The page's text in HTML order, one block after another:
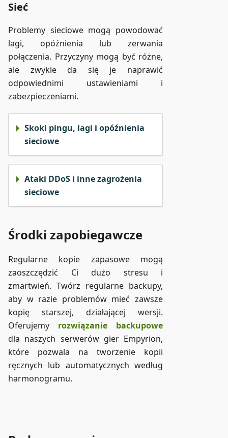
Sieć
Problemy sieciowe mogą powodować
lagi, opóźnienia lub zerwania
połączenia. Przyczyny mogą być różne,
ale zwykle da się je naprawić
odpowiednimi ustawieniami i
zabezpieczeniami.
Skoki pingu, lagi i opóźnienia
sieciowe
Ataki DDoS i inne zagrożenia
sieciowe
Środki zapobiegawcze
Regularne kopie zapasowe mogą
zaoszczędzić Ci dużo stresu i
zmartwień. Twórz regularne backupy,
aby w razie problemów mieć zawsze
kopię starszej, działającej wersji.
Oferujemy rozwiązanie backupowe
dla naszych serwerów gier Empyrion,
które pozwala na tworzenie kopii
ręcznych lub automatycznych według
harmonogramu.